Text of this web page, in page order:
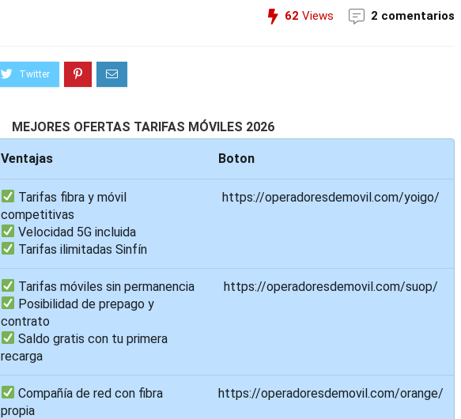
62 Views 2 comentarios
MEJORES OFERTAS TARIFAS MÓVILES 2026
Ventajas Boton
Tarifas fibra y móvil
competitivas
Velocidad 5G incluida
Tarifas ilimitadas Sinfín
https://operadoresdemovil.com/yoigo/
Tarifas móviles sin permanencia
Posibilidad de prepago y
contrato
Saldo gratis con tu primera
recarga
https://operadoresdemovil.com/suop/
Compañía de red con fibra
propia
https://operadoresdemovil.com/orange/